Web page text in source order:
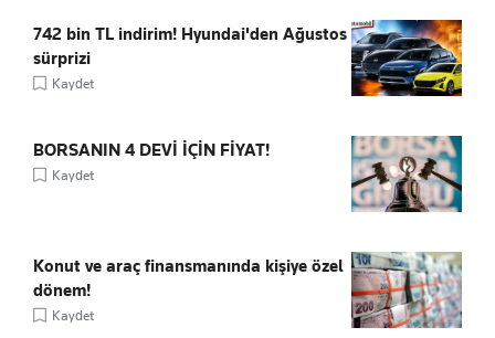
742 bin TL indirim! Hyundai'den Ağustos
sürprizi
Kaydet
BORSANIN 4 DEVİ İÇİN FİYAT!
Kaydet
Konut ve araç finansmanında kişiye özel
dönem!
Kaydet